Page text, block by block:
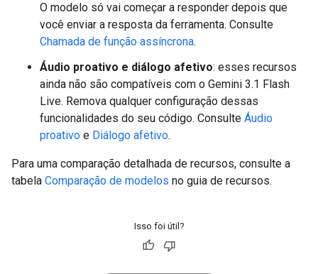
O modelo só vai começar a responder depois que
você enviar a resposta da ferramenta. Consulte
Chamada de função assíncrona.
Áudio proativo e diálogo afetivo: esses recursos
ainda não são compatíveis com o Gemini 3.1 Flash
Live. Remova qualquer configuração dessas
funcionalidades do seu código. Consulte Áudio
proativo e Diálogo afetivo.
Para uma comparação detalhada de recursos, consulte a
tabela Comparação de modelos no guia de recursos.
Isso foi útil?